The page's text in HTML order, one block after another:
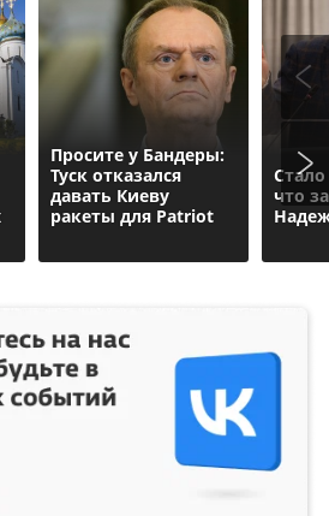
Просите у Бандеры:
Туск отказался
давать Киеву
ракеты для Patriot
Стало
что